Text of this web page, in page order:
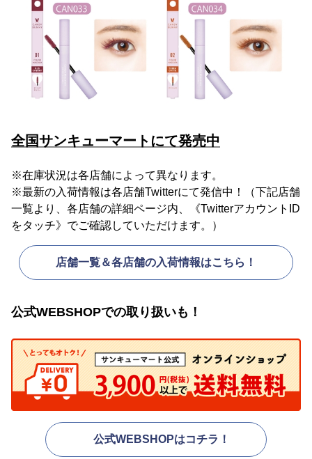
全国サンキューマートにて発売中
※在庫状況は各店舗によって異なります。
※最新の入荷情報は各店舗Twitterにて発信中！（下記店舗
一覧より、各店舗の詳細ページ内、《TwitterアカウントID
をタッチ》でご確認していただけます。）
店舗一覧＆各店舗の入荷情報はこちら！
公式WEBSHOPでの取り扱いも！
公式WEBSHOPはコチラ！